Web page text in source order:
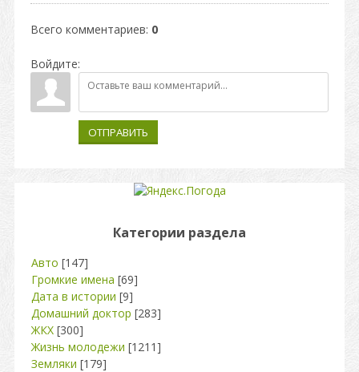
Всего комментариев: 0
Войдите:
ОТПРАВИТЬ
Категории раздела
Авто [147]
Громкие имена [69]
Дата в истории [9]
Домашний доктор [283]
ЖКХ [300]
Жизнь молодежи [1211]
Земляки [179]